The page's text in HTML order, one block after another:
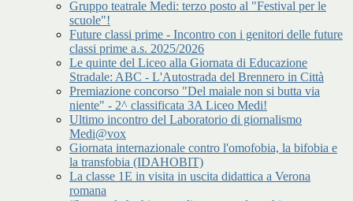
Gruppo teatrale Medi: terzo posto al "Festival per le
scuole"!
Future classi prime - Incontro con i genitori delle future
classi prime a.s. 2025/2026
Le quinte del Liceo alla Giornata di Educazione
Stradale: ABC - L'Autostrada del Brennero in Città
Premiazione concorso "Del maiale non si butta via
niente" - 2^ classificata 3A Liceo Medi!
Ultimo incontro del Laboratorio di giornalismo
Medi@vox
Giornata internazionale contro l'omofobia, la bifobia e
la transfobia (IDAHOBIT)
La classe 1E in visita in uscita didattica a Verona
romana